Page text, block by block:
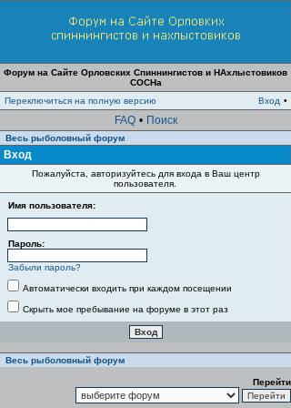
Форум на Сайте Орловских Спиннингистов и НАхлыстовиков
СОСНа
Переключиться на полную версию
Вход •
FAQ • Поиск
Весь рыболовный форум
Вход
Пожалуйста, авторизуйтесь для входа в Ваш центр
пользователя.
Имя пользователя:
Пароль:
Забыли пароль?
Автоматически входить при каждом посещении
Скрыть мое пребывание на форуме в этот раз
Весь рыболовный форум
Перейти